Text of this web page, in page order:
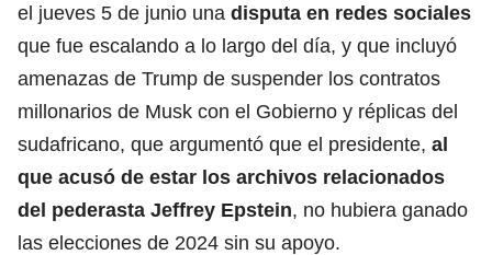
el jueves 5 de junio una disputa en redes sociales
que fue escalando a lo largo del día, y que incluyó
amenazas de Trump de suspender los contratos
millonarios de Musk con el Gobierno y réplicas del
sudafricano, que argumentó que el presidente, al
que acusó de estar los archivos relacionados
del pederasta Jeffrey Epstein, no hubiera ganado
las elecciones de 2024 sin su apoyo.